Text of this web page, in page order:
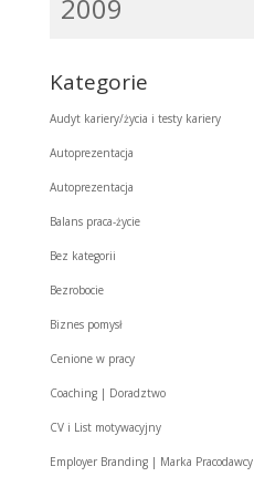
2009
Kategorie
Audyt kariery/życia i testy kariery
Autoprezentacja
Autoprezentacja
Balans praca-życie
Bez kategorii
Bezrobocie
Biznes pomysł
Cenione w pracy
Coaching | Doradztwo
CV i List motywacyjny
Employer Branding | Marka Pracodawcy